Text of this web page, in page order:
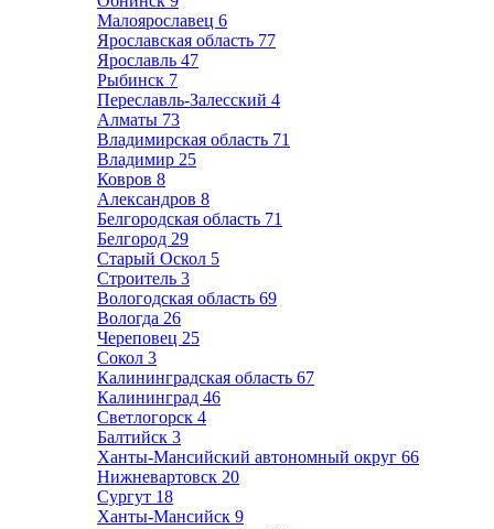
Малоярославец 6
Ярославская область 77
Ярославль 47
Рыбинск 7
Переславль-Залесский 4
Алматы 73
Владимирская область 71
Владимир 25
Ковров 8
Александров 8
Белгородская область 71
Белгород 29
Старый Оскол 5
Строитель 3
Вологодская область 69
Вологда 26
Череповец 25
Сокол 3
Калининградская область 67
Калининград 46
Светлогорск 4
Балтийск 3
Ханты-Мансийский автономный округ 66
Нижневартовск 20
Сургут 18
Ханты-Мансийск 9